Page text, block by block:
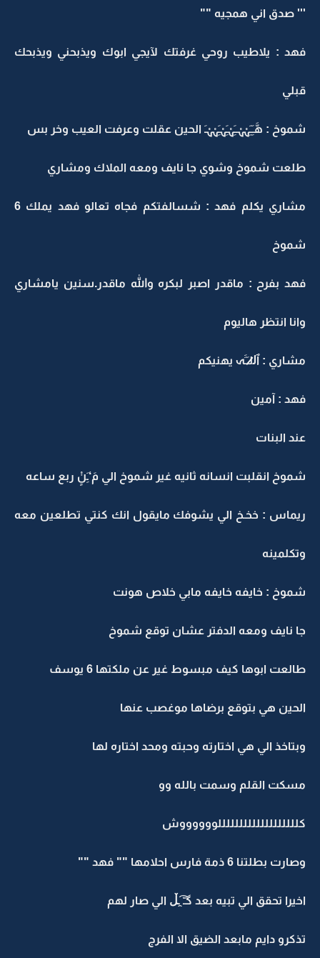
''' صدق اني همجيه ""
فهد : يلاطيب روحي غرفتك ﻵيجي ابوك ويذبحني ويذبحك
قبلي
شموخ : هَّـَِـَِہْہْــَِہْـَِہْـَِہْہْـَ الحين عقلت وعرفت العيب وخر بس
طلعت شموخ وشوي جا نايف ومعه الملاك ومشاري
مشاري يكلم فهد : شسالفتكم فجاه تعالو فهد يملك 6
شموخ
فهد بفرح : ماقدر اصبر لبكره والله ماقدر.سنين يامشاري
وانا انتظر هاليوم
مشاري : ٱل̷̷لـَـََہ يهنيكم
فهد : آمين
عند البنات
شموخ انقلبت انسانه ثانيه غير شموخ الي مَ‘ـَِنٍْ ربع ساعه
ريماس : خخـخ الي يشوفك مايقول انك كنتي تطلعين معه
وتكلمينه
شموخ : خايفه خايفه مابي خلاص هونت
جا نايف ومعه الدفتر عشان توقع شموخ
طالعت ابوها كيف مبسوط غير عن ملكتها 6 يوسف
الحين هي بتوقع برضاها موغصب عنها
وبتاخذ الي هي اختارته وحبته ومحد اختاره لها
مسكت القلم وسمت بالله وو
كلللللللللللللللللللووووووش
وصارت بطلتنا 6 ذمة فارس احلامها "" فهد ""
اخيرا تحقق الي تبيه بعد ‏گـّ ̯͡ـڵ الي صار لهم
تذكرو دايم مابعد الضيق اﻻ الفرج